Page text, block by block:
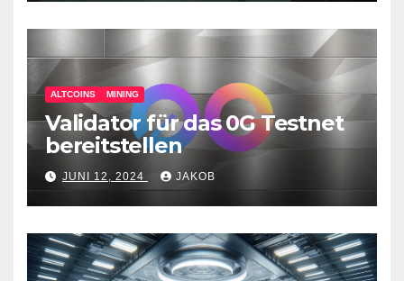
ALTCOINS MINING
Validator für das 0G Testnet
bereitstellen
JUNI 12, 2024 JAKOB